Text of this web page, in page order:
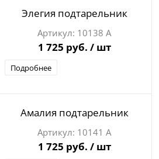
Элегия подтарельник
10138 А
1 725 руб. / шт
Подробнее
Амалия подтарельник
10141 А
1 725 руб. / шт